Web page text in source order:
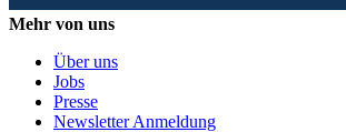
Mehr von uns
Über uns
Jobs
Presse
Newsletter Anmeldung